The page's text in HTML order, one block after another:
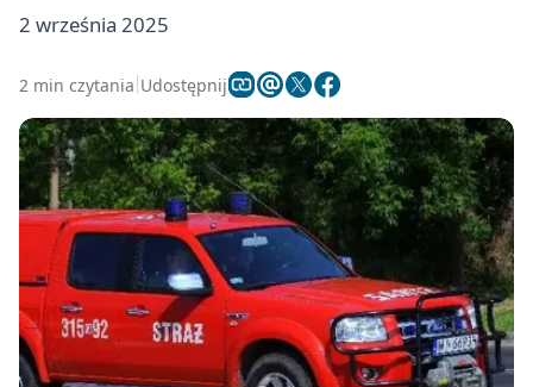
2 września 2025
2 min czytania Udostępnij